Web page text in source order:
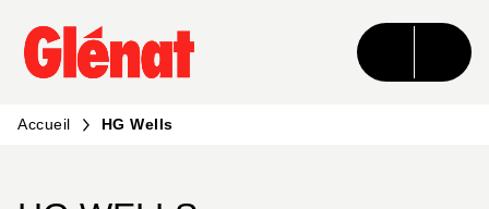
MENU RECHERCHE CONTENU
PIED DE PAGE
Accueil HG Wells